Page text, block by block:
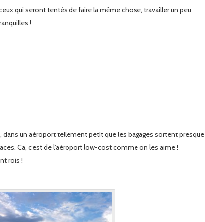
qui seront tentés de faire la même chose, travailler un peu
!
, dans un aéroport tellement petit que les bagages sortent presque
Ca, c’est de l’aéroport low-cost comme on les aime !
rois !